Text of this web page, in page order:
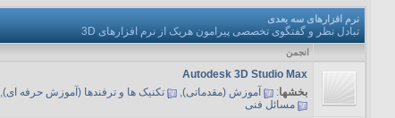
نرم افزارهای سه بعدی
تبادل نظر و گفتگوی تخصصی پیرامون هریک از نرم افزارهای 3D
انجمن
Autodesk 3D Studio Max
بخشها: آموزش (مقدماتی), تکنیک ها و ترفندها (آموزش حرفه ای),
مسائل فنی